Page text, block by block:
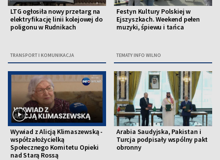
LTG ogłosiła nowy przetarg na
elektryfikację linii kolejowej do
poligonu w Rudnikach
TRANSPORT I KOMUNIKACJA
Festyn Kultury Polskiej w
Ejszyszkach. Weekend pełen
muzyki, śpiewu i tańca
TEMATY INFO WILNO
Wywiad z Alicją Klimaszewską -
współzałożycielką
Społecznego Komitetu Opieki
nad Starą Rossą
Arabia Saudyjska, Pakistan i
Turcja podpisały wspólny pakt
obronny